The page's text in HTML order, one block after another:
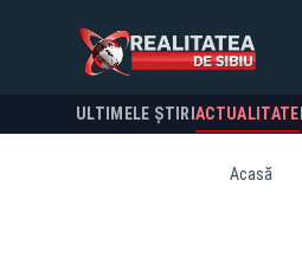
ULTIMELE ȘTIRI ACTUALITATE
Acasă